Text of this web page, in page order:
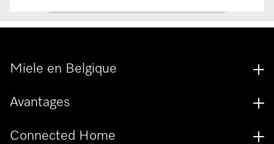
Miele en Belgique
Avantages
Connected Home